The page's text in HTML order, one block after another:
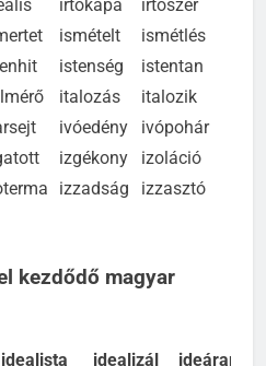
irtókapa
irtószer
ismételt
ismétlés
istenség
istentan
italozás
italozik
ivóedény
ivópohár
izgékony
izoláció
kezdődő magyar